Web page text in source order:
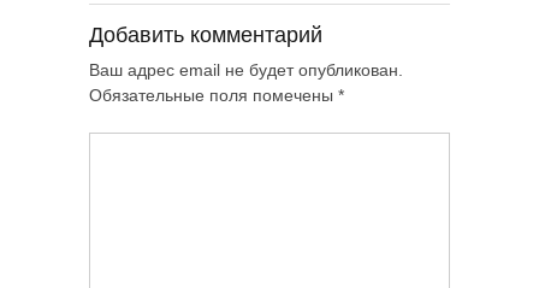
Добавить комментарий
Ваш адрес email не будет опубликован.
Обязательные поля помечены *